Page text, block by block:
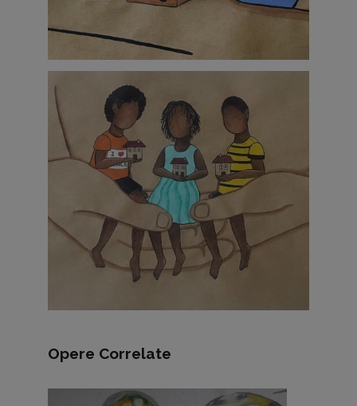
Opere Correlate